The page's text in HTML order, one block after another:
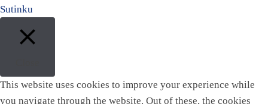
Sutinku
This website uses cookies to improve your experience while
you navigate through the website. Out of these, the cookies